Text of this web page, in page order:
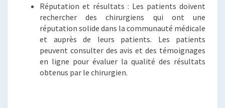
Réputation et résultats : Les patients doivent
rechercher des chirurgiens qui ont une
réputation solide dans la communauté médicale
et auprès de leurs patients. Les patients
peuvent consulter des avis et des témoignages
en ligne pour évaluer la qualité des résultats
obtenus par le chirurgien.